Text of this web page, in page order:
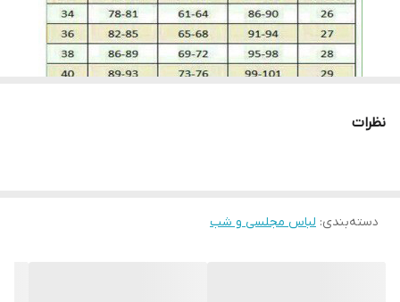
نیز رعایت کنید، قبل از هرکاری از تمیز بودن کف اتو اطمینان حاصل کنید،
پارچه سفید نازکی روی لباس قرار داده و به آرامی با درجه کم اتو بزنید و
به مراتب درجه را بروی ارقام بیشتری تنظیم کنید. توجه کنید قسمت
لطفا در ثبت سفارش سایز خود دقت نمایید
نظرات
دسته‌بندی: لباس مجلسی و شب